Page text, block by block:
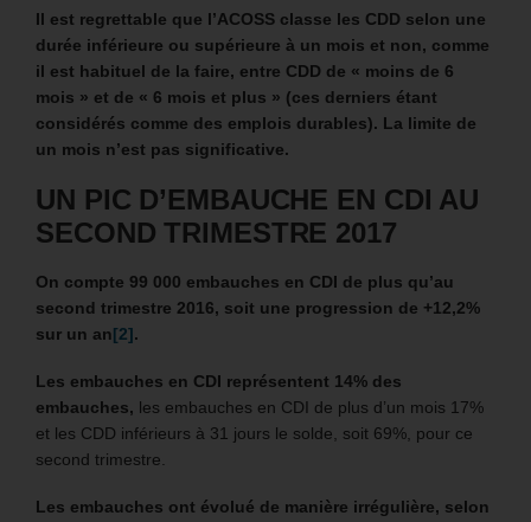
Il est regrettable que l’ACOSS classe les CDD selon une
durée inférieure ou supérieure à un mois et non, comme
il est habituel de la faire, entre CDD de « moins de 6
mois » et de « 6 mois et plus » (ces derniers étant
considérés comme des emplois durables). La limite de
un mois n’est pas significative.
UN PIC D’EMBAUCHE EN CDI AU
SECOND TRIMESTRE 2017
On compte 99 000 embauches en CDI de plus qu’au
second trimestre 2016, soit une progression de +12,2%
sur un an[2].
Les embauches en CDI représentent 14% des
embauches, les embauches en CDI de plus d’un mois 17%
et les CDD inférieurs à 31 jours le solde, soit 69%, pour ce
second trimestre.
Les embauches ont évolué de manière irrégulière, selon